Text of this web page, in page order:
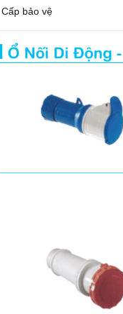
Cấp bảo vệ